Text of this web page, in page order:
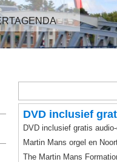
DVD inclusief
DVD inclusief gratis
Martin Mans orgel en
The Martin Mans